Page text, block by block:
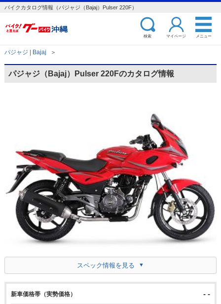
バイクカタログ情報（パジャジ（Bajaj）Pulser 220F）
検索 マイページ メニュー
パジャジ | Bajaj ＞
パジャジ（Bajaj）Pulser 220Fのカタログ情報
スペック情報を見る
新車価格帯（実勢価格） - -